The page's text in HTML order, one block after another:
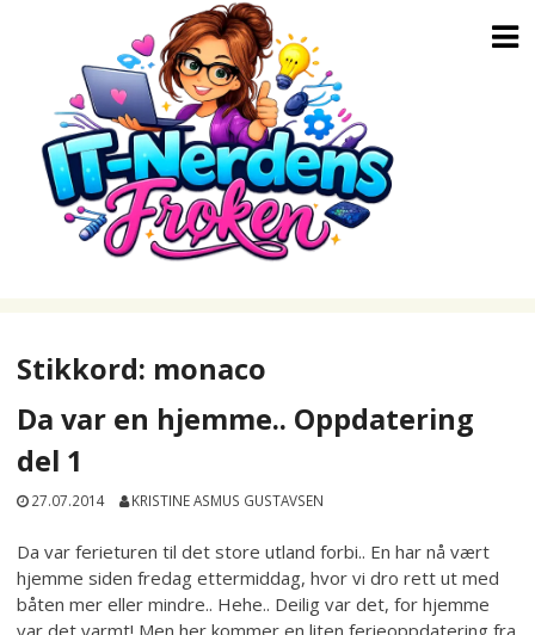
Stikkord: monaco
Da var en hjemme.. Oppdatering
del 1
27.07.2014 KRISTINE ASMUS GUSTAVSEN
Da var ferieturen til det store utland forbi.. En har nå vært
hjemme siden fredag ettermiddag, hvor vi dro rett ut med
båten mer eller mindre.. Hehe.. Deilig var det, for hjemme
var det varmt! Men her kommer en liten ferieoppdatering fra